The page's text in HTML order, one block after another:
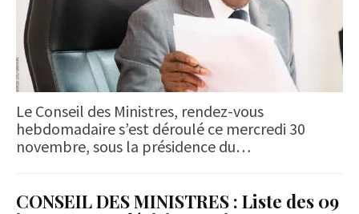
Le Conseil des Ministres, rendez-vous
hebdomadaire s’est déroulé ce mercredi 30
novembre, sous la présidence du…
CONSEIL DES MINISTRES : Liste des 09